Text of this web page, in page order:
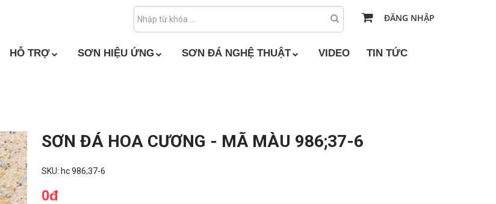
ĐĂNG NHẬP
HỖ TRỢ SƠN HIỆU ỨNG SƠN ĐÁ NGHỆ THUẬT VIDEO TIN TỨC
SƠN ĐÁ HOA CƯƠNG - MÃ MÀU 986;37-6
SKU: hc 986;37-6
0đ